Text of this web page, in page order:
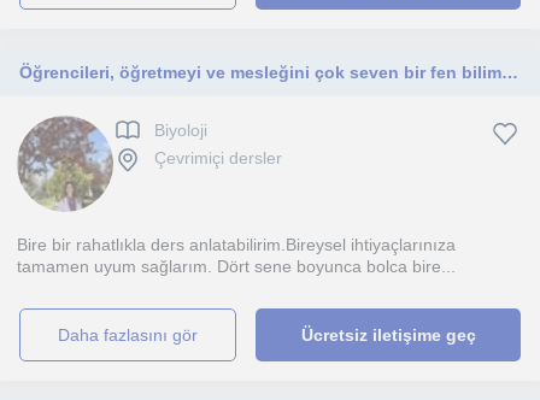
Öğrencileri, öğretmeyi ve mesleğini çok seven bir fen bilimleri öğretmeniyim. Derslerim ortaokul düzeyindeki öğrencilere yönelik
Biyoloji
Çevrimiçi dersler
Bire bir rahatlıkla ders anlatabilirim.Bireysel ihtiyaçlarınıza
tamamen uyum sağlarım. Dört sene boyunca bolca bire...
daha fazlasını gör Ücretsiz iletişime geç